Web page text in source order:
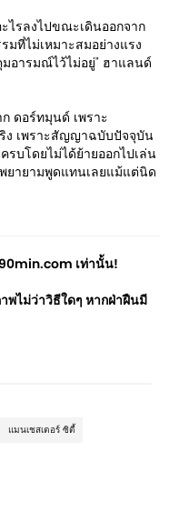
ไรลงไปขณะเดินออกจาก
ที่ไม่เหมาะสมอย่างแรง
อารมณ์ไว้ไม่อยู่" ฮาแลนด์
ดอร์ทมุนด์ เพราะ
ง เพราะสัญญาฉบับปัจจุบัน
รบโดยไม่ได้ย้ายออกไปเล่น
ยายามพูดแทนเลยแม้แต่นิด
เท่านั้น!
ไม่ว่าวิธีใดๆ หากฝ่าฝืนมี
แมนเชสเตอร์ ซิตี้